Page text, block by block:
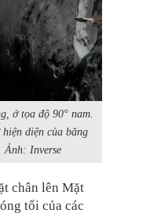
ở tọa độ 90° nam.
diện của băng
Ảnh: Inverse
chân lên Mặt
tối của các